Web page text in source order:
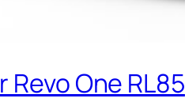
Revo One RL85